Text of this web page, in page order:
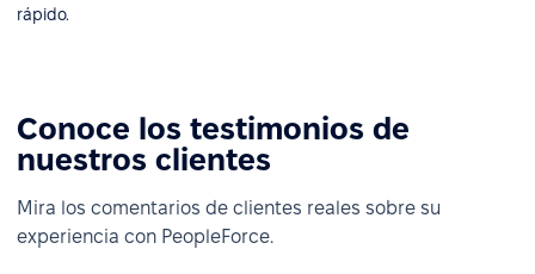
rápido.
Conoce los testimonios de
nuestros clientes
Mira los comentarios de clientes reales sobre su
experiencia con PeopleForce.